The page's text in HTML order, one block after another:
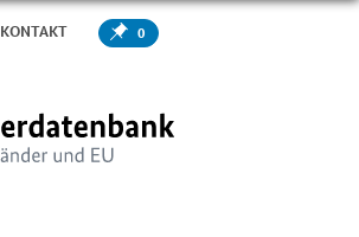
KONTAKT 0